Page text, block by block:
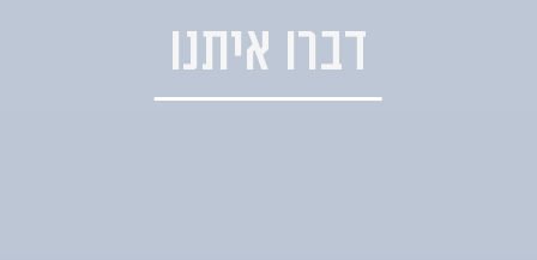
דברו איתנו